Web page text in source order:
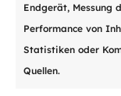
Endgerät, Messung
Performance von
Statistiken oder
Quellen.
zahlen.